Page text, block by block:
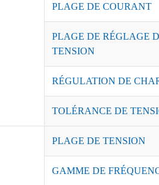
PLAGE DE COURANT
PLAGE DE RÉGLAGE
TENSION
RÉGULATION DE
TOLÉRANCE DE
PLAGE DE TENSION
GAMME DE